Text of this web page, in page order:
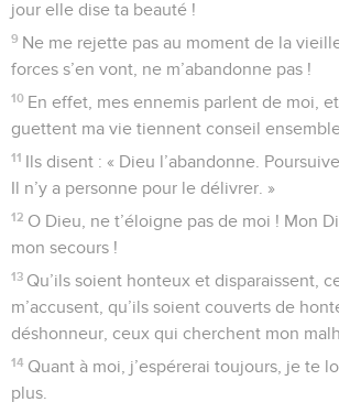
jour elle dise ta beauté !
9 Ne me rejette pas au moment de la
forces s’en vont, ne m’abandonne pas !
10 En effet, mes ennemis parlent de moi,
guettent ma vie tiennent conseil
11 Ils disent : « Dieu l’abandonne.
Il n’y a personne pour le délivrer. »
12 O Dieu, ne t’éloigne pas de moi ! Mon
mon secours !
13 Qu’ils soient honteux et disparaissent,
m’accusent, qu’ils soient couverts de
déshonneur, ceux qui cherchent mon
14 Quant à moi, j’espérerai toujours, je te
plus.